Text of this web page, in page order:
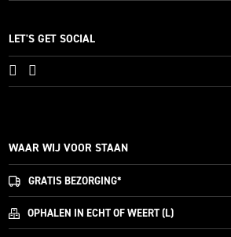
LET'S GET SOCIAL
WAAR WIJ VOOR STAAN
GRATISBEZORGING*
OPHALEN IN ECHT OF WEERT (L)